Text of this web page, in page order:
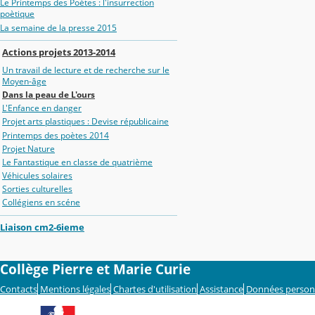
Le Printemps des Poètes : l'insurrection
poètique
La semaine de la presse 2015
Actions projets 2013-2014
Un travail de lecture et de recherche sur le
Moyen-âge
Dans la peau de L'ours
L'Enfance en danger
Projet arts plastiques : Devise républicaine
Printemps des poètes 2014
Projet Nature
Le Fantastique en classe de quatrième
Véhicules solaires
Sorties culturelles
Collégiens en scéne
Liaison cm2-6ieme
Collège Pierre et Marie Curie
Contacts Mentions légales Chartes d'utilisation Assistance Données